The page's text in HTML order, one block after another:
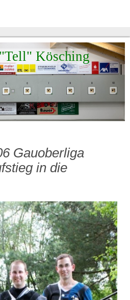
Kösching
Gauoberliga
in die